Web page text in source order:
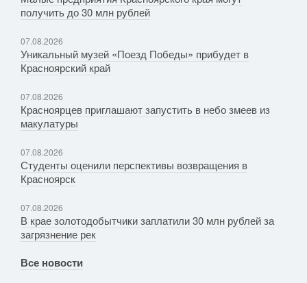
получить до 30 млн рублей
07.08.2026
Уникальный музей «Поезд Победы» прибудет в
Красноярский край
07.08.2026
Красноярцев приглашают запустить в небо змеев из
макулатуры
07.08.2026
Студенты оценили перспективы возвращения в
Красноярск
07.08.2026
В крае золотодобытчики заплатили 30 млн рублей за
загрязнение рек
Все новости